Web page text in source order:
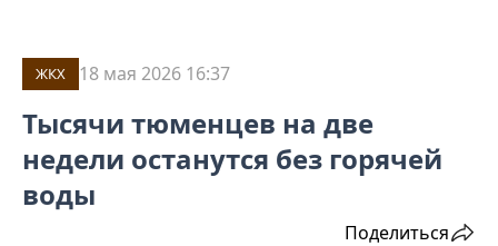
ЖКХ 18 мая 2026 16:37
Тысячи тюменцев на две
недели останутся без горячей
воды
Поделиться